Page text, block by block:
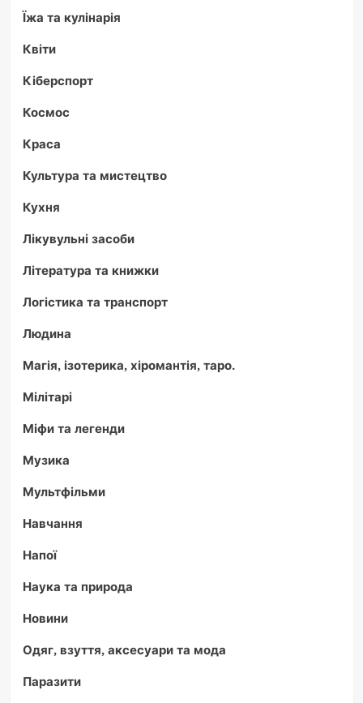
Їжа та кулінарія
Квіти
Кіберспорт
Космос
Краса
Культура та мистецтво
Кухня
Лікувульні засоби
Література та книжки
Логістика та транспорт
Людина
Магія, ізотерика, хіромантія, таро.
Мілітарі
Міфи та легенди
Музика
Мультфільми
Навчання
Напої
Наука та природа
Новини
Одяг, взуття, аксесуари та мода
Паразити